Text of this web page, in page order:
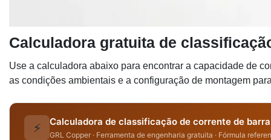
Calculadora gratuita de
Use a calculadora abaixo para encontrar a capacidade de
as condições ambientais e a configuração de montagem
⚡ Calculadora de classificação de corrente de
GRL Copper · Ferramenta de engenharia gratuita · Fórmula